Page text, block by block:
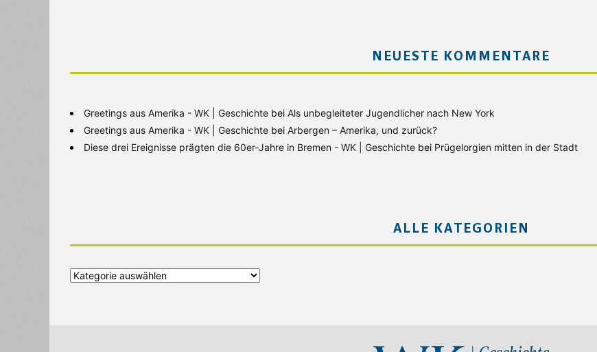
NEUESTE KOMMENTARE
Greetings aus Amerika - WK | Geschichte bei Als unbegleiteter Jugendlicher nach New York
Greetings aus Amerika - WK | Geschichte bei Arbergen – Amerika, und zurück?
Diese drei Ereignisse prägten die 60er-Jahre in Bremen - WK | Geschichte bei Prügelorgien mitten in der Stadt
ALLE KATEGORIEN
Alle